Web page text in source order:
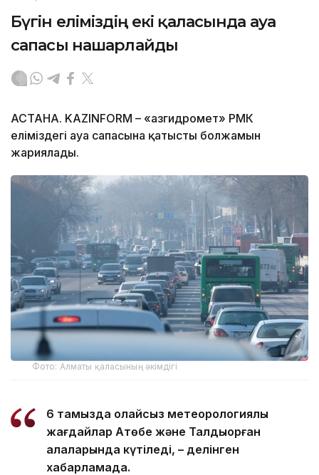
Бүгін еліміздің екі қаласында ауа
сапасы нашарлайды
АСТАНА. KAZINFORM – «Қазгидромет» РМК
еліміздегі ауа сапасына қатысты болжамын
жариялады.
Фото: Алматы қаласының әкімдігі
6 тамызда қолайсыз метеорологиялық
жағдайлар Ақтөбе және Талдықорған
қалаларында күтіледі, – делінген
хабарламада.